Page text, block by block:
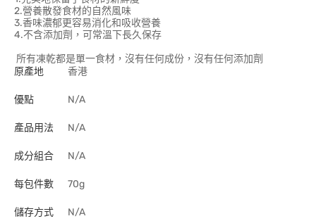
2.營養散發食材的自然風味
3.香味濃郁更容易消化和吸收營養
4.不含添加劑，可常溫下長久保存
所有凍乾都是單一食材，沒有任何成份，沒有任何添加劑
原產地
香港
優點 N/A
產品用法 N/A
成分組合 N/A
每包件數 70g
儲存方式 N/A